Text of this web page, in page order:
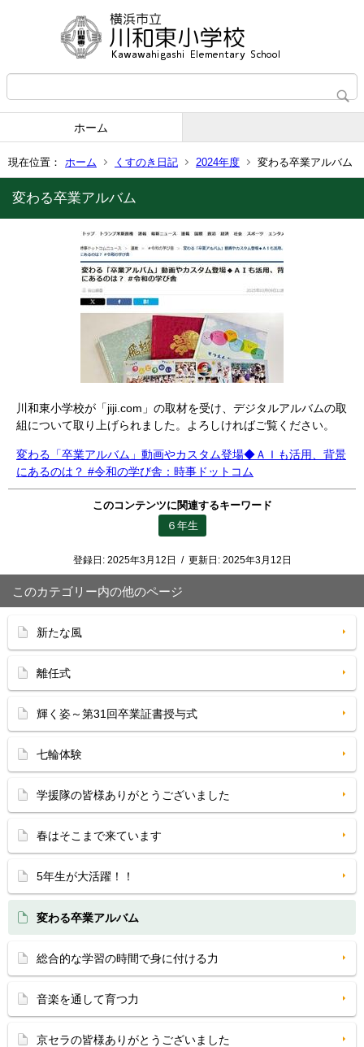
ホーム
現在位置： ホーム くすのき日記 2024年度 変わる卒業アルバム
変わる卒業アルバム
川和東小学校が「jiji.com」の取材を受け、デジタルアルバムの取
組について取り上げられました。よろしければご覧ください。
変わる「卒業アルバム」動画やカスタム登場◆ＡＩも活用、背景
にあるのは？ #令和の学び舎：時事ドットコム
このコンテンツに関連するキーワード
６年生
登録日: 2025年3月12日 / 更新日: 2025年3月12日
このカテゴリー内の他のページ
新たな風
離任式
輝く姿～第31回卒業証書授与式
七輪体験
学援隊の皆様ありがとうございました
春はそこまで来ています
5年生が大活躍！！
変わる卒業アルバム
総合的な学習の時間で身に付ける力
音楽を通して育つ力
京セラの皆様ありがとうございました